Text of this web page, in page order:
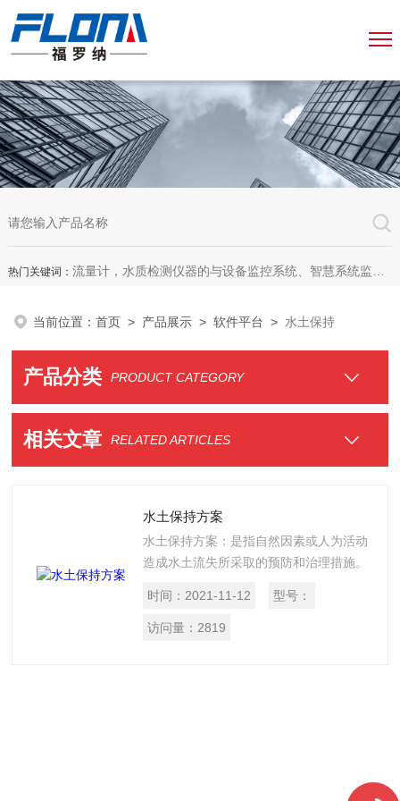
热门关键词： 流量计，水质检测仪器的与设备监控系统、智慧系统监测平台、智慧管网监测系统、园区安全生产与消防安全一体化系统
当前位置：首页 > 产品展示 >软件平台 > 水土保持
产品分类 PRODUCT CATEGORY
相关文章 RELATED ARTICLES
水土保持方案
水土保持方案：是指自然因素或人为活动
造成水土流失所采取的预防和治理措施。
生态环境得到改善; 城镇建设。
时间： 2021-11-12 型号：
访问量： 2819